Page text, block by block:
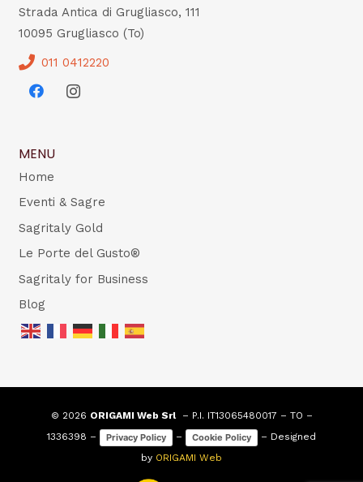
Strada Antica di Grugliasco, 111
10095 Grugliasco (To)
011 0412220
MENU
Home
Eventi & Sagre
Sagritaly Gold
Le Porte del Gusto®
Sagritaly for Business
Blog
© 2026 ORIGAMI Web Srl– P.I. IT13065480017 – TO –
1336398 –
Privacy Policy – Cookie Policy
– Designed
by ORIGAMI Web